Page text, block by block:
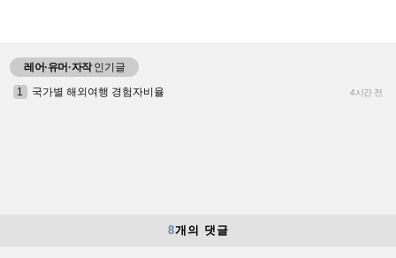
레어·유머·자작인기글
1
국가별 해외여행 경험자비율 4시간 전
8개의 댓글